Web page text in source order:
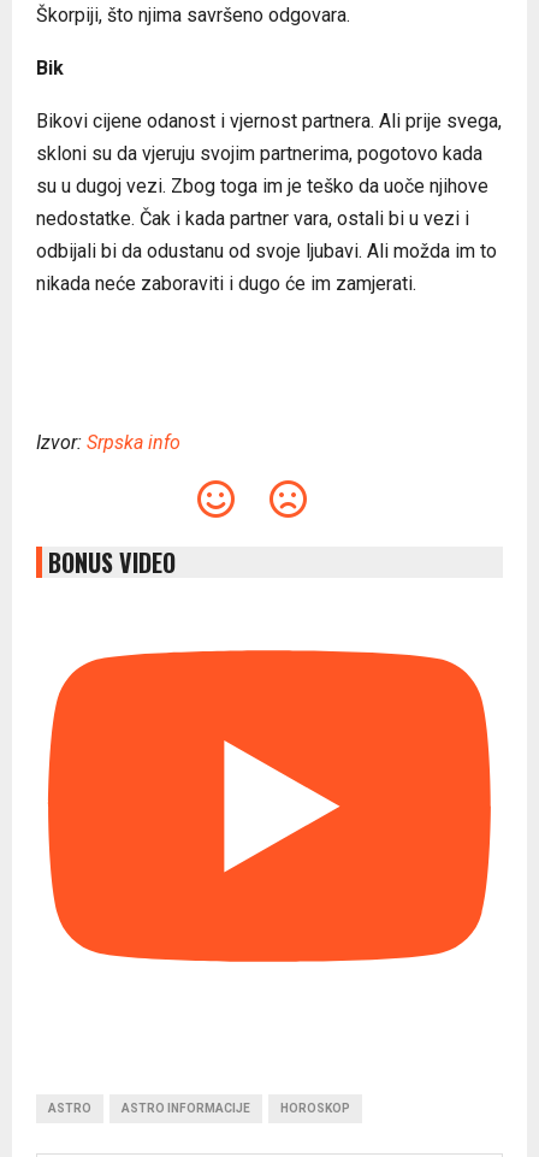
Škorpiji, što njima savršeno odgovara.
Bik
Bikovi cijene odanost i vjernost partnera. Ali prije svega,
skloni su da vjeruju svojim partnerima, pogotovo kada
su u dugoj vezi. Zbog toga im je teško da uoče njihove
nedostatke. Čak i kada partner vara, ostali bi u vezi i
odbijali bi da odustanu od svoje ljubavi. Ali možda im to
nikada neće zaboraviti i dugo će im zamjerati.
Izvor: Srpska info
BONUS VIDEO
ASTRO ASTRO INFORMACIJE HOROSKOP